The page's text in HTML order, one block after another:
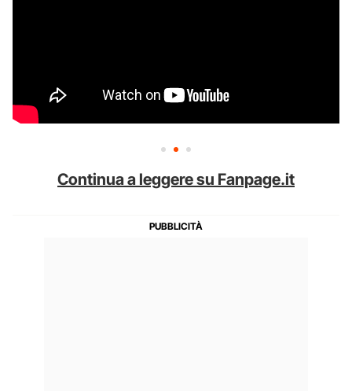
Continua a leggere su Fanpage.it